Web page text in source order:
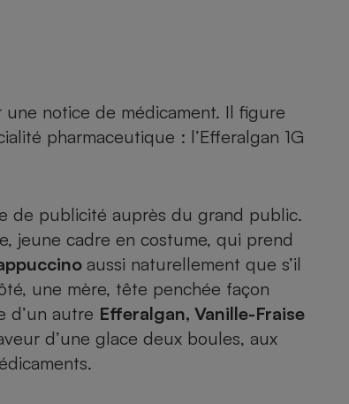
une notice de médicament. Il figure
pharmaceutique : l’Efferalgan 1G
de publicité auprès du grand public.
jeune cadre en costume, qui prend
aussi naturellement que s’il
une mère, tête penchée façon
d’un autre Efferalgan, Vanille-Fraise
d’une glace deux boules, aux
choisir une
Assurance vie
Lave-vaisselle
Ordinateur portable
Poêle à granulés
Aide auditive
Crème solaire